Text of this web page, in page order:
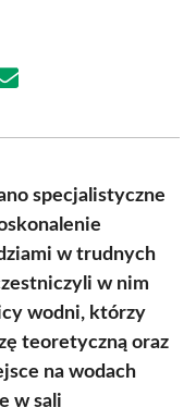
Share
specjalistyczne
w trudnych
w nim
wodni, którzy
teoretyczną oraz
na wodach
w sali